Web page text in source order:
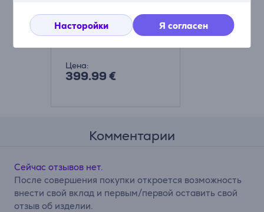
Насторойки Я согласен
влажная уборка,
темно-серый -
Робот-пылесос
Цена:
399.99 €
Комментарии
Сейчас отзывов нет.
После совершения покупки откроется возможность
внести свой вклад и первым/первой оставить свой
отзыв об изделии.